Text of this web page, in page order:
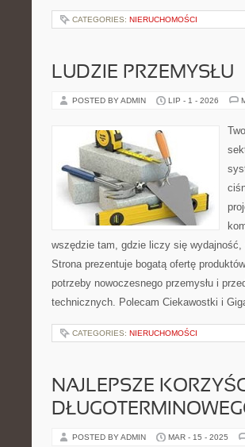
CATEGORIES: NIERUCHOMOŚCI
LUDZIE PRZEMYSŁU
POSTED BY ADMIN LIP - 1 - 2026
wszędzie tam, gdzie liczy się
Strona prezentuje bogatą ofertę
potrzeby nowoczesnego przemysłu i
technicznych. Polecam Ciekawostki i
CATEGORIES: NIERUCHOMOŚCI
NAJLEPSZE
POSTED BY ADMIN MAR - 15 - 2025